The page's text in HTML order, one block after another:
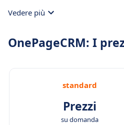
Goditi l'
modelli personalizzati,
Con leapplicazioni
Vedere più
OnePageCRM: I
standard
Prezzi
su domanda